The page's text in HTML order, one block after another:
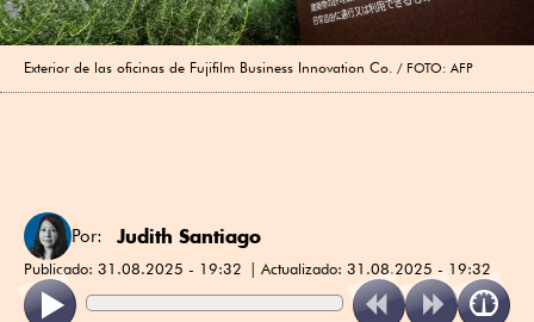
Exterior de las oficinas de Fujifilm Business Innovation Co. FOTO: AFP
Por: Judith Santiago
Publicado: 31.08.2025 - 19:32 Actualizado: 31.08.2025 - 19:32